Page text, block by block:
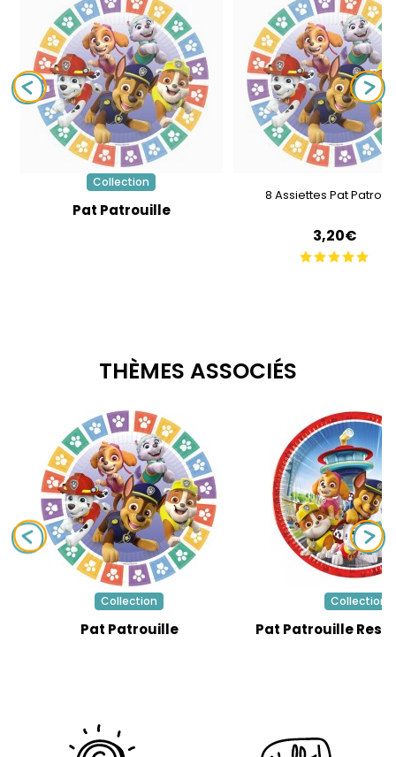
Collection
Pat Patrouille
8 Assiettes Pat
3,20€
THÈMES ASSOCIÉS
Collection
Pat Patrouille
Collection
Pat Patrouille